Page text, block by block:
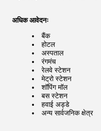
अधिक आवेदनः
बैंक
होटल
अस्पताल
रंगमंच
रेलवे स्टेशन
मेट्रो स्टेशन
शॉपिंग मॉल
बस स्टेशन
हवाई अड्डे
अन्य सार्वजनिक क्षेत्र